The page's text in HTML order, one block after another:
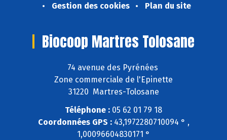
Gestion des cookies
Plan du site
Biocoop Martres Tolosane
74 avenue des Pyrénées
Zone commerciale de l'Epinette
31220 Martres-Tolosane
Téléphone : 05 62 01 79 18
Coordonnées GPS :43,1972280710094 ° ,
1,00096604830171 °